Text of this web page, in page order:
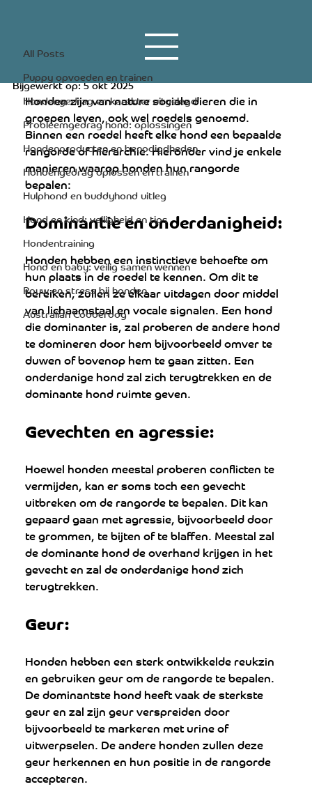
All Posts
Puppy opvoeden en trainen
Hondengedrag en karakter uitgelegd
Probleemgedrag hond: oplossingen
Hondenproducten en benodigdheden
Hondengedrag oplossen en trainen
Hulphond en buddyhond uitleg
Hond en kind: veiligheid en tips
Hondentraining
Hond en baby: veilig samen wennen
Rouw en stress bij honden
Australian Cobberdog
Hoe bepalen honden rangorde
2 minuten om te lezen
Bijgewerkt op:5 okt 2025
Honden zijn van nature sociale dieren die in
groepen leven, ook wel roedels genoemd.
Binnen een roedel heeft elke hond een bepaalde
rangorde of hiërarchie. Hieronder vind je enkele
manieren waarop honden hun rangorde
bepalen:
Dominantie en onderdanigheid:
Honden hebben een instinctieve behoefte om
hun plaats in de roedel te kennen. Om dit te
bereiken, zullen ze elkaar uitdagen door middel
van lichaamstaal en vocale signalen. Een hond
die dominanter is, zal proberen de andere hond
te domineren door hem bijvoorbeeld omver te
duwen of bovenop hem te gaan zitten. Een
onderdanige hond zal zich terugtrekken en de
dominante hond ruimte geven.
Gevechten en agressie:
Hoewel honden meestal proberen conflicten te
vermijden, kan er soms toch een gevecht
uitbreken om de rangorde te bepalen. Dit kan
gepaard gaan met agressie, bijvoorbeeld door
te grommen, te bijten of te blaffen. Meestal zal
de dominante hond de overhand krijgen in het
gevecht en zal de onderdanige hond zich
terugtrekken.
Geur:
Honden hebben een sterk ontwikkelde reukzin
en gebruiken geur om de rangorde te bepalen.
De dominantste hond heeft vaak de sterkste
geur en zal zijn geur verspreiden door
bijvoorbeeld te markeren met urine of
uitwerpselen. De andere honden zullen deze
geur herkennen en hun positie in de rangorde
accepteren.